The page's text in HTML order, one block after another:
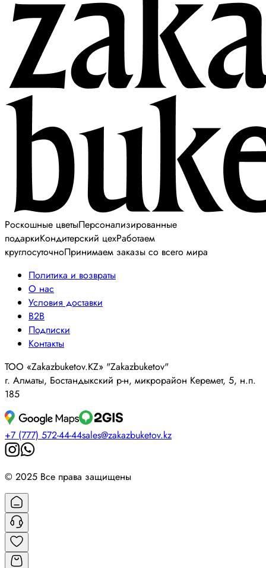
Роскошные цветыПерсонализированные
подаркиКондитерский цехРаботаем
круглосуточноПринимаем заказы со всего мира
Политика и возвраты
О нас
Условия доставки
B2B
Подписки
Контакты
ТОО «Zakazbuketov.KZ» "Zakazbuketov"
г. Алматы, Бостандыкский р-н, микрорайон Керемет, 5, н.п.
185
+7 (777) 572-44-44sales@zakazbuketov.kz
© 2025 Все права защищены